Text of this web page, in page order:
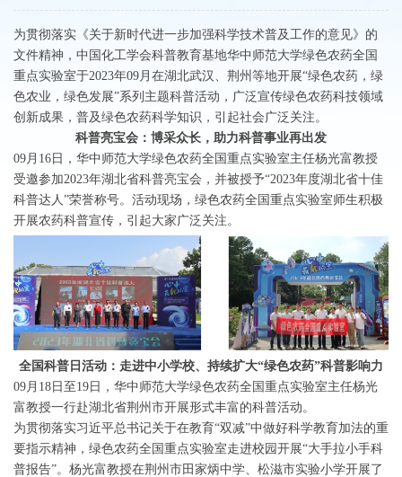
为贯彻落实《关于新时代进一步加强科学技术普及工作的意见》的
文件精神，中国化工学会科普教育基地华中师范大学绿色农药全国
重点实验室于2023年09月在湖北武汉、荆州等地开展“绿色农药，绿
色农业，绿色发展”系列主题科普活动，广泛宣传绿色农药科技领域
创新成果，普及绿色农药科学知识，引起社会广泛关注。
科普亮宝会：博采众长，助力科普事业再出发
09月16日，华中师范大学绿色农药全国重点实验室主任杨光富教授
受邀参加2023年湖北省科普亮宝会，并被授予“2023年度湖北省十佳
科普达人”荣誉称号。活动现场，绿色农药全国重点实验室师生积极
开展农药科普宣传，引起大家广泛关注。
全国科普日活动：走进中小学校、持续扩大“绿色农药”科普影响力
09月18日至19日，华中师范大学绿色农药全国重点实验室主任杨光
富教授一行赴湖北省荆州市开展形式丰富的科普活动。
为贯彻落实习近平总书记关于在教育“双减”中做好科学教育加法的重
要指示精神，绿色农药全国重点实验室走进校园开展“大手拉小手科
普报告”。杨光富教授在荆州市田家炳中学、松滋市实验小学开展了